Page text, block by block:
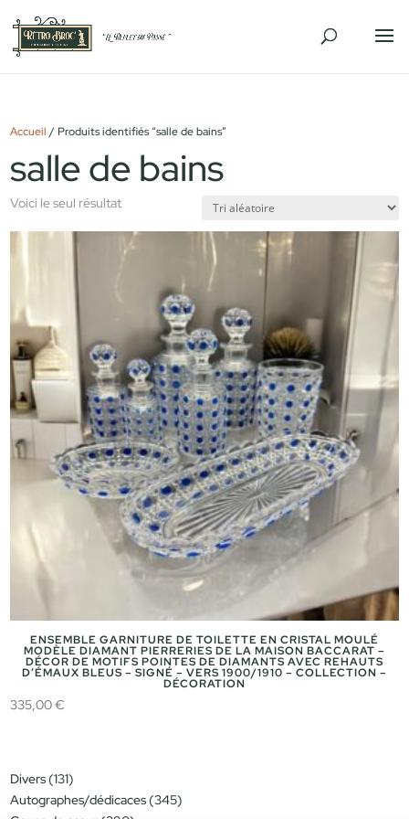
Accueil / Produits identifiés “salle de bains”
salle de bains
Voici le seul résultat
ENSEMBLE GARNITURE DE TOILETTE EN CRISTAL MOULÉ
MODÈLE DIAMANT PIERRERIES DE LA MAISON BACCARAT –
DÉCOR DE MOTIFS POINTES DE DIAMANTS AVEC REHAUTS
D’ÉMAUX BLEUS – SIGNÉ – VERS 1900/1910 – COLLECTION –
DÉCORATION
335,00€
Divers 131131
produits
Autographes/dédicaces 345345